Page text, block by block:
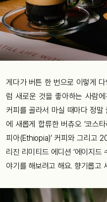
게다가 버튼 한 번으로 이렇게
럼 새로운 것을 좋아하는 사람
커피를 골라서 마실 때마다 정말
에 새롭게 합류한 버츄오 ‘코스
피아(Ethiopia)’ 커피와 그리고
리진 리미티드 에디션 ‘에이지드
야기를 해보려고 해요. 향기롭고